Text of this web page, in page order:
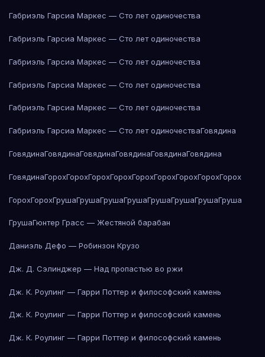
Габриэль Гарсиа Маркес — Сто лет одиночества
Габриэль Гарсиа Маркес — Сто лет одиночества
Габриэль Гарсиа Маркес — Сто лет одиночества
Габриэль Гарсиа Маркес — Сто лет одиночества
Габриэль Гарсиа Маркес — Сто лет одиночества
Габриэль Гарсиа Маркес — Сто лет одиночестваГовядина
ГовядинаГовядинаГовядинаГовядинаГовядинаГовядина
ГовядинаГорохГорохГорохГорохГорохГорохГорохГорохГорох
ГорохГорохГрушаГрушаГрушаГрушаГрушаГрушаГрушаГруша
ГрушаГюнтер Грасс — Жестяной барабан
Даниэль Дефо — Робинзон Крузо
Дж. Д. Сэлинджер — Над пропастью во ржи
Дж. К. Роулинг — Гарри Поттер и философский камень
Дж. К. Роулинг — Гарри Поттер и философский камень
Дж. К. Роулинг — Гарри Поттер и философский камень